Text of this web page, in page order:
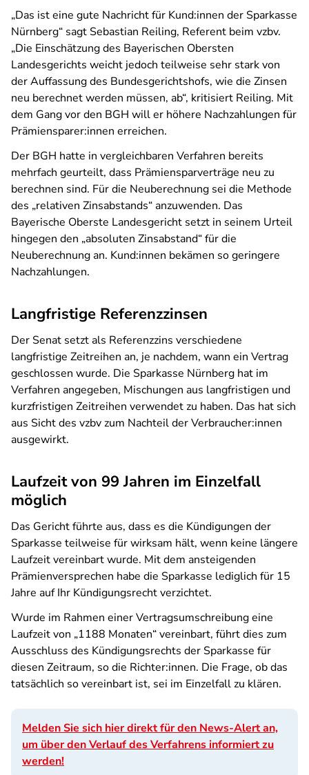
„Das ist eine gute Nachricht für Kund:innen der Sparkasse
Nürnberg“ sagt Sebastian Reiling, Referent beim vzbv.
„Die Einschätzung des Bayerischen Obersten
Landesgerichts weicht jedoch teilweise sehr stark von
der Auffassung des Bundesgerichtshofs, wie die Zinsen
neu berechnet werden müssen, ab“, kritisiert Reiling. Mit
dem Gang vor den BGH will er höhere Nachzahlungen für
Prämiensparer:innen erreichen.
Der BGH hatte in vergleichbaren Verfahren bereits
mehrfach geurteilt, dass Prämiensparverträge neu zu
berechnen sind. Für die Neuberechnung sei die Methode
des „relativen Zinsabstands“ anzuwenden. Das
Bayerische Oberste Landesgericht setzt in seinem Urteil
hingegen den „absoluten Zinsabstand“ für die
Neuberechnung an. Kund:innen bekämen so geringere
Nachzahlungen.
Langfristige Referenzzinsen
Der Senat setzt als Referenzzins verschiedene
langfristige Zeitreihen an, je nachdem, wann ein Vertrag
geschlossen wurde. Die Sparkasse Nürnberg hat im
Verfahren angegeben, Mischungen aus langfristigen und
kurzfristigen Zeitreihen verwendet zu haben. Das hat sich
aus Sicht des vzbv zum Nachteil der Verbraucher:innen
ausgewirkt.
Laufzeit von 99 Jahren im Einzelfall
möglich
Das Gericht führte aus, dass es die Kündigungen der
Sparkasse teilweise für wirksam hält, wenn keine längere
Laufzeit vereinbart wurde. Mit dem ansteigenden
Prämienversprechen habe die Sparkasse lediglich für 15
Jahre auf Ihr Kündigungsrecht verzichtet.
Wurde im Rahmen einer Vertragsumschreibung eine
Laufzeit von „1188 Monaten“ vereinbart, führt dies zum
Ausschluss des Kündigungsrechts der Sparkasse für
diesen Zeitraum, so die Richter:innen. Die Frage, ob das
tatsächlich so vereinbart ist, sei im Einzelfall zu klären.
Melden Sie sich hier direkt für den News-Alert an,
um über den Verlauf des Verfahrens informiert zu
werden!